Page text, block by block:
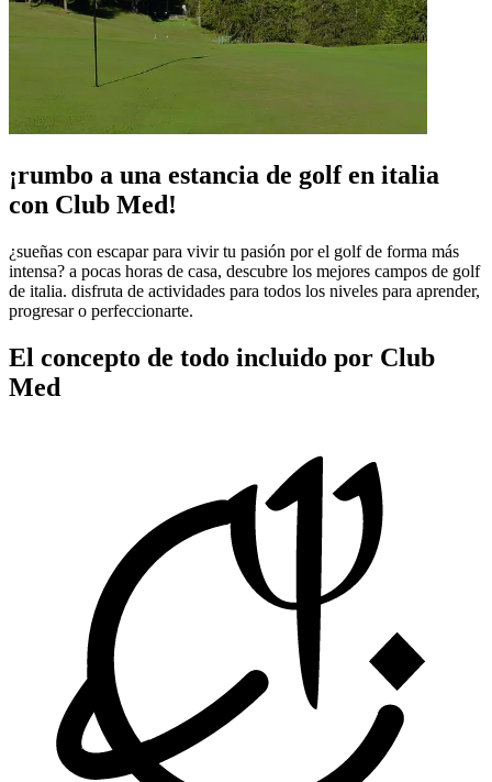
¡rumbo a una estancia de golf en italia
con Club Med!
¿sueñas con escapar para vivir tu pasión por el golf de forma más
intensa? a pocas horas de casa, descubre los mejores campos de golf
de italia. disfruta de actividades para todos los niveles para aprender,
progresar o perfeccionarte.
El concepto de todo incluido por Club
Med